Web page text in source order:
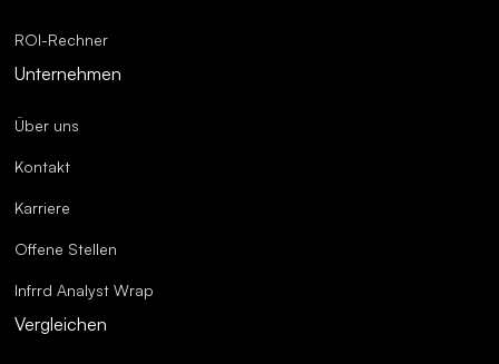
ROI-Rechner
Unternehmen
Über uns
Kontakt
Karriere
Offene Stellen
Infrrd Analyst Wrap
Vergleichen